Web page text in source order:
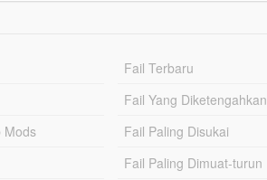
Mods
Fail Terbaru
Fail Yang Diketengahkan
Fail Paling Disukai
Fail Paling Dimuat-turun